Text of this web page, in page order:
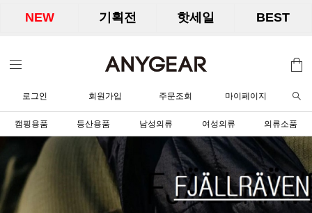
NEW 기획전 핫세일 BEST
로그인 회원가입 주문조회 마이페이지
캠핑용품 등산용품 남성의류 여성의류 의류소품